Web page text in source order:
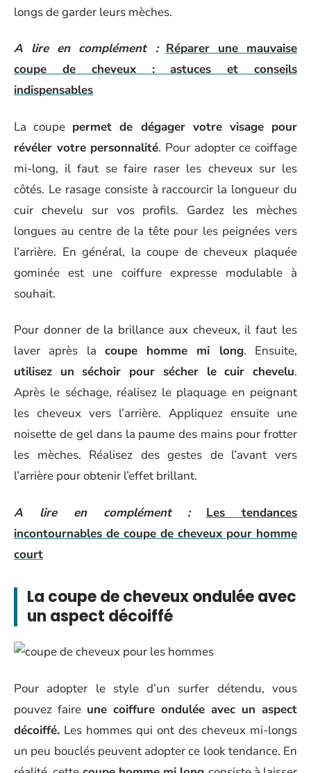
longs de garder leurs mèches.
A lire en complément : Réparer une mauvaise
coupe de cheveux : astuces et conseils
indispensables
La coupe permet de dégager votre visage pour
révéler votre personnalité. Pour adopter ce coiffage
mi-long, il faut se faire raser les cheveux sur les
côtés. Le rasage consiste à raccourcir la longueur du
cuir chevelu sur vos profils. Gardez les mèches
longues au centre de la tête pour les peignées vers
l’arrière. En général, la coupe de cheveux plaquée
gominée est une coiffure expresse modulable à
souhait.
Pour donner de la brillance aux cheveux, il faut les
laver après la coupe homme mi long. Ensuite,
utilisez un séchoir pour sécher le cuir chevelu.
Après le séchage, réalisez le plaquage en peignant
les cheveux vers l’arrière. Appliquez ensuite une
noisette de gel dans la paume des mains pour frotter
les mèches. Réalisez des gestes de l’avant vers
l’arrière pour obtenir l’effet brillant.
A lire en complément :
Les tendances
incontournables de coupe de cheveux pour homme
court
La coupe de cheveux ondulée avec
un aspect décoiffé
Pour adopter le style d’un surfer détendu, vous
pouvez faire une coiffure ondulée avec un aspect
décoiffé. Les hommes qui ont des cheveux mi-longs
un peu bouclés peuvent adopter ce look tendance. En